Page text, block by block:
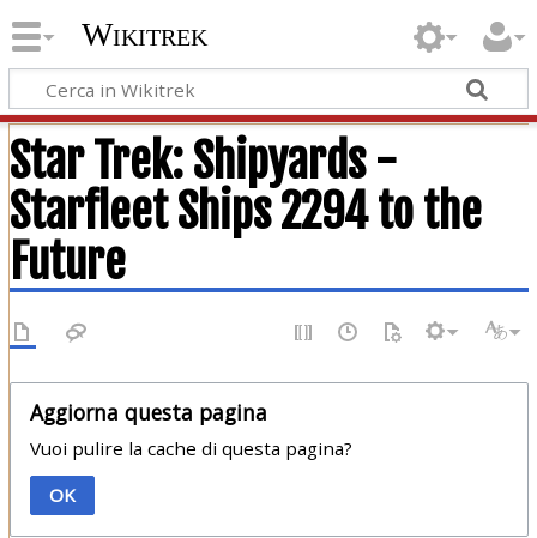
Wikitrek
Star Trek: Shipyards -
Starfleet Ships 2294 to the
Future
Aggiorna questa pagina
Vuoi pulire la cache di questa pagina?
OK